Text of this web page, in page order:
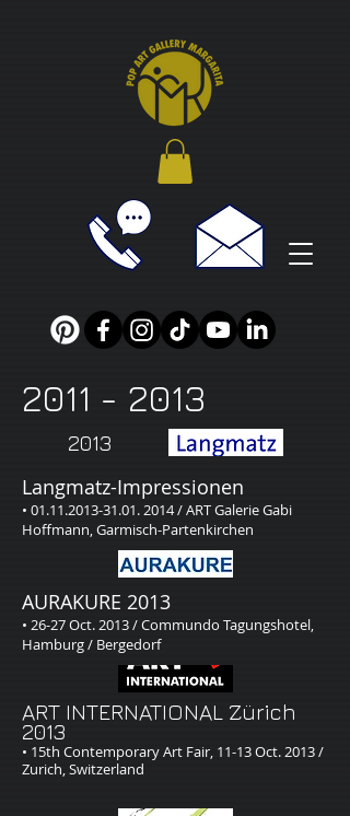
2011 - 2013
2013
Langmatz-Impressionen
• 01.11.2013-31.01. 2014 / ART Galerie Gabi
Hoffmann, Garmisch-Partenkirchen
AURAKURE 2013​
• 26-27 Oct. 2013 / Commundo Tagungshotel,
Hamburg / Bergedorf
ART INTERNATIONAL Zürich
2013
• 15th Contemporary Art Fair, 11-13 Oct. 2013 /
Zurich, Switzerland